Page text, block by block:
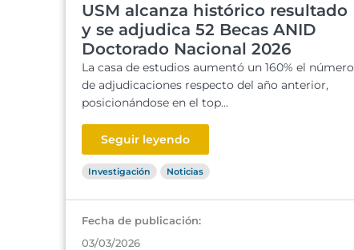
USM alcanza histórico resultado
y se adjudica 52 Becas ANID
Doctorado Nacional 2026
La casa de estudios aumentó un 160% el número
de adjudicaciones respecto del año anterior,
posicionándose en el top...
Seguir leyendo
Investigación Noticias
Fecha de publicación:
03/03/2026